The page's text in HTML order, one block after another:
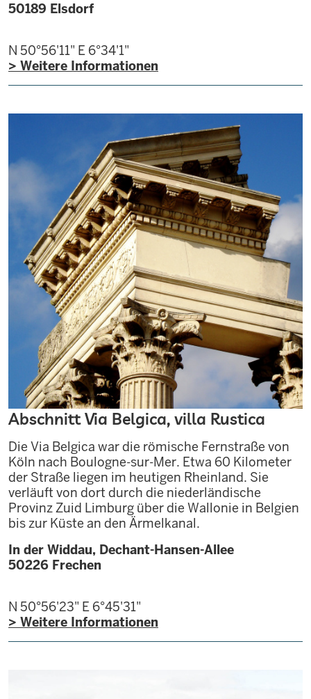
50189 Elsdorf
N 50°56'11" E 6°34'1"
> Weitere Informationen
Abschnitt Via Belgica, villa Rustica
Die Via Belgica war die römische Fernstraße von
Köln nach Boulogne-sur-Mer. Etwa 60 Kilometer
der Straße liegen im heutigen Rheinland. Sie
verläuft von dort durch die niederländische
Provinz Zuid Limburg über die Wallonie in Belgien
bis zur Küste an den Ärmelkanal.
In der Widdau, Dechant-Hansen-Allee
50226 Frechen
N 50°56'23" E 6°45'31"
> Weitere Informationen